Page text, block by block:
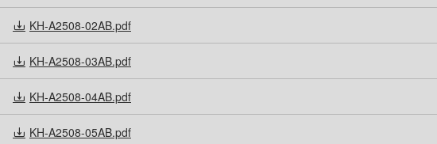
KH-A2508-02AB.pdf
KH-A2508-03AB.pdf
KH-A2508-04AB.pdf
KH-A2508-05AB.pdf